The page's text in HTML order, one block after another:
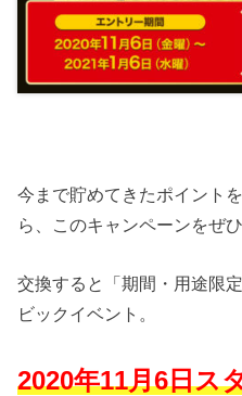
今まで貯めてきたポイント
ら、このキャンペーンをぜ
交換すると「期間・用途限
ビックイベント。
2020年11月6日ス